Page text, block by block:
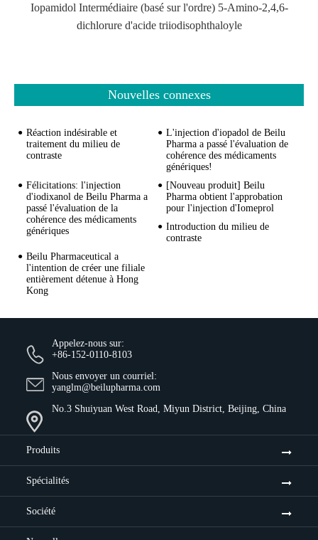
Iopamidol Intermédiaire (basé sur l'ordre) 5-Amino-2,4,6-
dichlorure d'acide triiodisophthaloyle
Nouvelles connexes
Réaction indésirable et
traitement du milieu de
contraste
L'injection d'iopadol de Beilu
Pharma a passé l'évaluation de
cohérence des médicaments
génériques!
Félicitations: l'injection
d'iodixanol de Beilu Pharma a
passé l'évaluation de la
cohérence des médicaments
génériques
[Nouveau produit] Beilu
Pharma obtient l'approbation
pour l'injection d'Iomeprol
Introduction du milieu de
contraste
Beilu Pharmaceutical a
l'intention de créer une filiale
entièrement détenue à Hong
Kong
Appelez-nous sur:
+86-152-0110-8103
Nous envoyer un courriel:
yanglm@beilupharma.com
No.3 Shuiyuan West Road, Miyun District, Beijing, China
Produits
Spécialités
Société